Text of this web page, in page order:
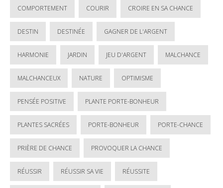
COMPORTEMENT COURIR CROIRE EN SA CHANCE
DESTIN DESTINÉE GAGNER DE L'ARGENT
HARMONIE JARDIN JEU D'ARGENT MALCHANCE
MALCHANCEUX NATURE OPTIMISME
PENSÉE POSITIVE PLANTE PORTE-BONHEUR
PLANTES SACRÉES PORTE-BONHEUR PORTE-CHANCE
PRIÈRE DE CHANCE PROVOQUER LA CHANCE
RÉUSSIR RÉUSSIR SA VIE RÉUSSITE